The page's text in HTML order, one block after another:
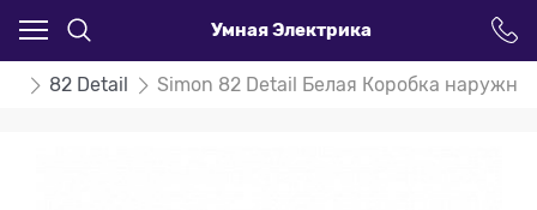
Умная Электрика
82 Detail Simon 82 Detail Белая Коробка